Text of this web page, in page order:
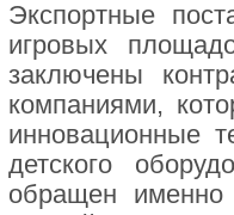
Экспортные
игровых
заключены
компаниями,
инновационные
детского
обращен именно